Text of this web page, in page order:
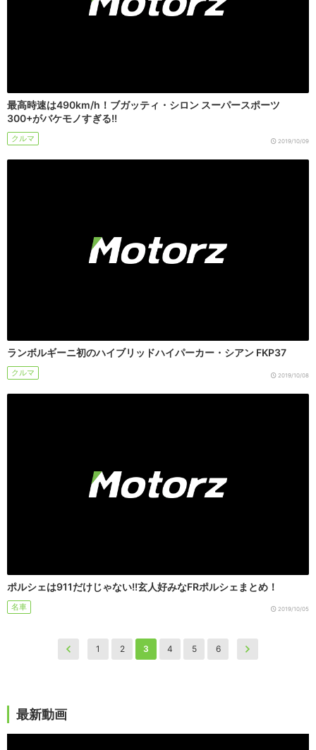
最高時速は490km/h！ブガッティ・シロン スーパースポーツ
300+がバケモノすぎる!!
クルマ 2019/10/09
ランボルギーニ初のハイブリッドハイパーカー・シアン FKP37
クルマ 2019/10/08
ポルシェは911だけじゃない!!玄人好みなFRポルシェまとめ！
名車 2019/10/05
1 2 3 4 5 6
最新動画